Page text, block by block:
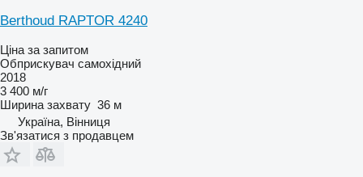
Berthoud RAPTOR 4240
Ціна за запитом
Обприскувач самохідний
2018
3 400 м/г
Ширина захвату 36 м
Україна, Вінниця
Зв'язатися з продавцем